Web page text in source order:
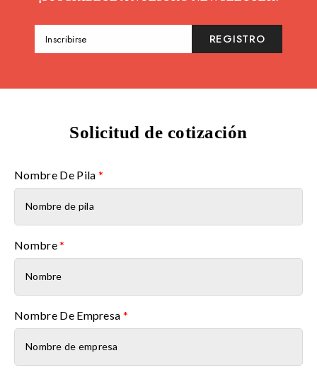
Inscribirse REGISTRO
Solicitud de cotización
Nombre De Pila *
Nombre*
Nombre De Empresa *